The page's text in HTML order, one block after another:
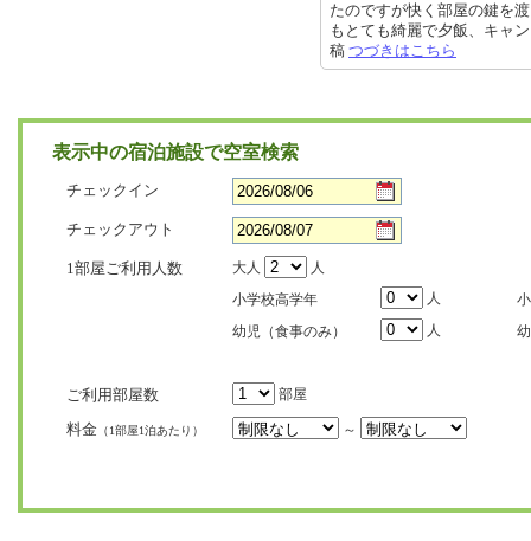
たのですが快く部屋の鍵を
もとても綺麗で夕飯、キャ
稿 つづきはこちら
表示中の宿泊施設で空室検索
チェックイン
チェックアウト
1部屋ご利用人数 大人
人
小学校高学年
人
幼児（食事のみ）
人
ご利用部屋数 部屋
料金 （1部屋1泊あたり） ～